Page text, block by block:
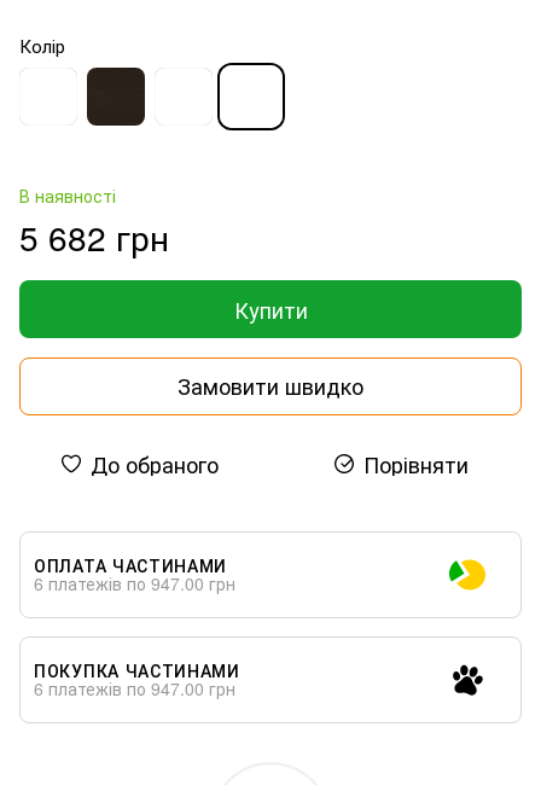
Колір
В наявності
5 682 грн
Купити
Замовити швидко
До обраного Порівняти
ОПЛАТА ЧАСТИНАМИ
6 платежів по 947.00 грн
ПОКУПКА ЧАСТИНАМИ
6 платежів по 947.00 грн